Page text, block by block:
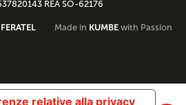
REA SO-62176
FERATEL Made in KUMBE with Passion
relative alla privacy